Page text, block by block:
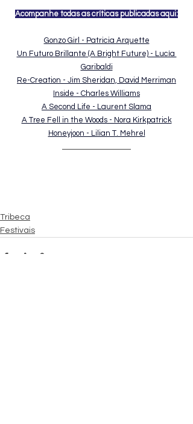
Acompanhe todas as críticas publicadas aqui:
Gonzo Girl - Patricia Arquette
Un Futuro Brillante (A Bright Future) - Lucía
Garibaldi
Re-Creation - Jim Sheridan, David Merriman
Inside - Charles Williams
A Second Life - Laurent Slama
A Tree Fell in the Woods - Nora Kirkpatrick
Honeyjoon - Lilian T. Mehrel
Tribeca
Festivais